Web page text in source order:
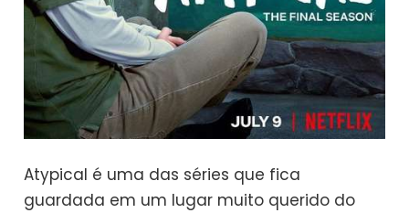
Atypical é uma das séries que fica
guardada em um lugar muito querido do